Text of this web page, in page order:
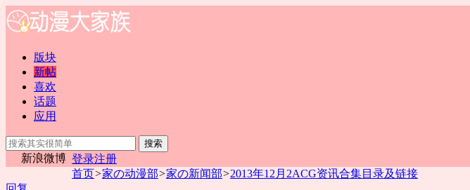
版块
新帖
喜欢
话题
应用
搜索
新浪微博 登录注册
首页>家の动漫部>家の新闻部>2013年12月2ACG资讯合集目录及链接